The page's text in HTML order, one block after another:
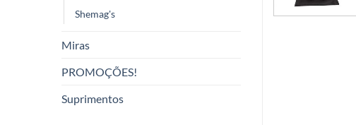
Shemag's
Miras
PROMOÇÕES!
Suprimentos